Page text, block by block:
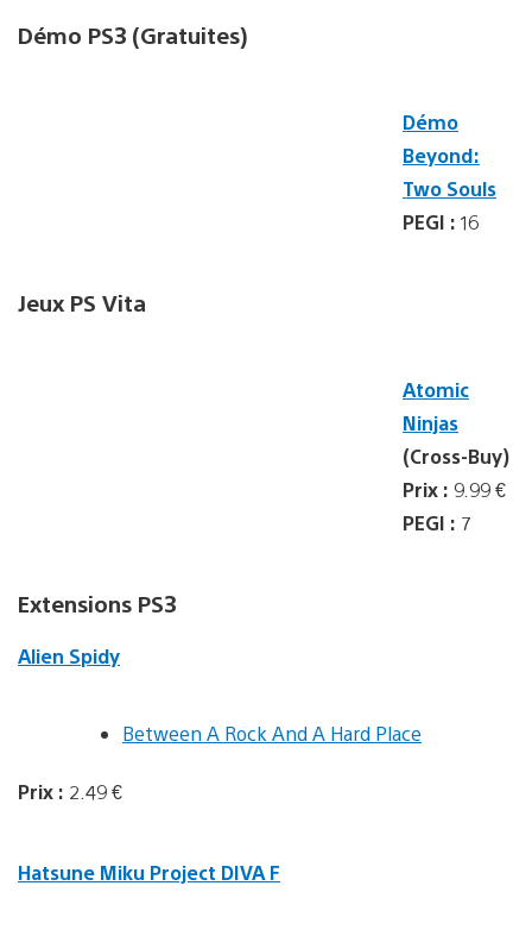
Démo PS3 (Gratuites)
Démo
Beyond:
Two Souls
PEGI : 16
Jeux PS Vita
Atomic
Ninjas
(Cross-Buy)
Prix : 9.99 €
PEGI : 7
Extensions PS3
Alien Spidy
Between A Rock And A Hard Place
Prix : 2.49 €
Hatsune Miku Project DIVA F